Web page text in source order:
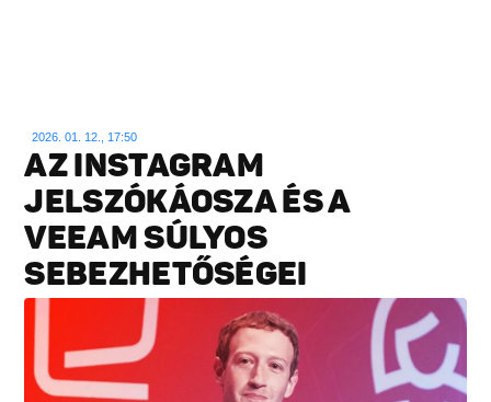
2026. 01. 12., 17:50
AZ INSTAGRAM
JELSZÓKÁOSZA ÉS A
VEEAM SÚLYOS
SEBEZHETŐSÉGEI